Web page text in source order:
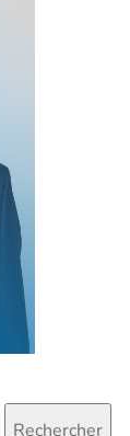
Rechercher